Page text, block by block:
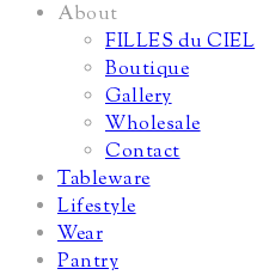
About
FILLES du CIEL
Boutique
Gallery
Wholesale
Contact
Tableware
Lifestyle
Wear
Pantry